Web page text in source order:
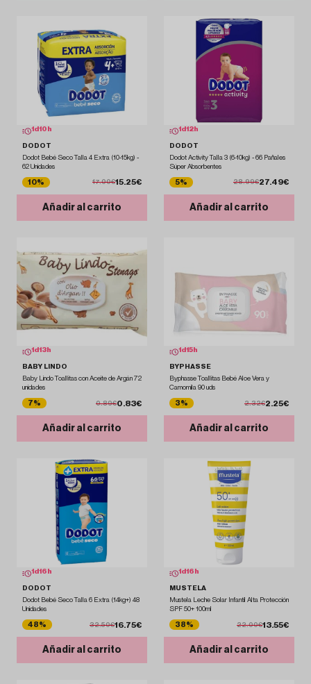
1 d 10 h
DODOT
Dodot Bebé Seco Talla 4 Extra (10-15kg) -
62 Unidades
10% 17.00€15.25€
Añadir al carrito
1 d 12 h
DODOT
Dodot Activity Talla 3 (6-10kg) - 66 Pañales
Súper Absorbentes
5% 28.99€27.49€
Añadir al carrito
1 d 13 h
BABY LINDO
Baby Lindo Toallitas con Aceite de Argán 72
unidades
7% 0.89€0.83€
Añadir al carrito
1 d 15 h
BYPHASSE
Byphasse Toallitas Bebé Aloe Vera y
Camomila 90 uds
3% 2.32€2.25€
Añadir al carrito
1 d 16 h
DODOT
Dodot Bebé Seco Talla 6 Extra (14kg+) 48
Unidades
48% 32.50€16.75€
Añadir al carrito
1 d 16 h
MUSTELA
Mustela Leche Solar Infantil Alta Protección
SPF 50+ 100ml
38% 22.00€13.55€
Añadir al carrito